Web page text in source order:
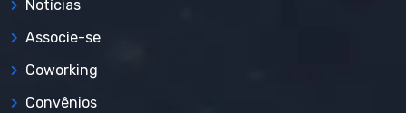
Notícias
Associe-se
Coworking
Convênios